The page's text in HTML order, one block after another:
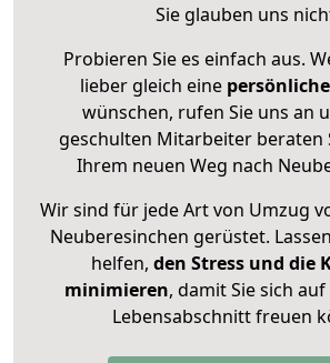
Sie glauben uns
Probieren Sie es einfach aus.
lieber gleich eine
wünschen, rufen Sie uns an
geschulten Mitarbeiter beraten
Ihrem neuen Weg nach
Wir sind für jede Art von Umzug
Neuberesinchen gerüstet.
helfen, den Stress und die
minimieren, damit Sie sich
Lebensabschnitt freuen